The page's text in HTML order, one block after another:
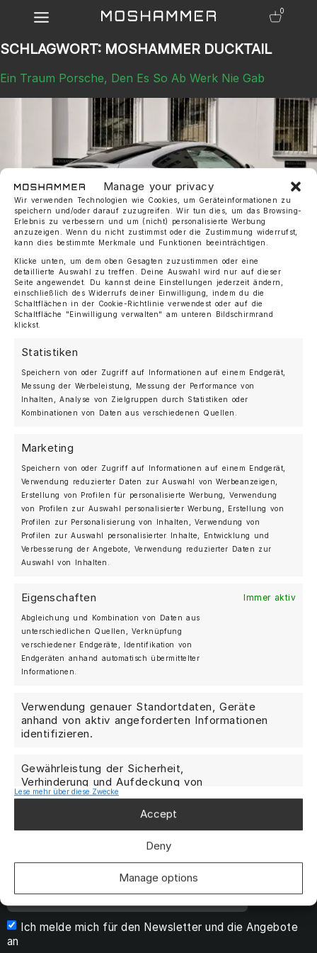
Manage your privacy
Wir verwenden Technologien wie Cookies, um Geräteinformationen zu
speichern und/oder darauf zuzugreifen. Wir tun dies, um das Browsing-
Erlebnis zu verbessern und um (nicht) personalisierte Werbung
anzuzeigen. Wenn du nicht zustimmst oder die Zustimmung widerrufst,
kann dies bestimmte Merkmale und Funktionen beeinträchtigen.
Klicke unten, um dem oben Gesagten zuzustimmen oder eine
detaillierte Auswahl zu treffen. Deine Auswahl wird nur auf dieser
Seite angewendet. Du kannst deine Einstellungen jederzeit ändern,
einschließlich des Widerrufs deiner Einwilligung, indem du die
Schaltflächen in der Cookie-Richtlinie verwendest oder auf die
Schaltfläche "Einwilligung verwalten" am unteren Bildschirmrand
klickst.
Statistiken
Speichern von oder Zugriff auf Informationen auf einem Endgerät,
Messung der Werbeleistung, Messung der Performance von
Inhalten, Analyse von Zielgruppen durch Statistiken oder
Kombinationen von Daten aus verschiedenen Quellen.
Marketing
Speichern von oder Zugriff auf Informationen auf einem Endgerät,
Verwendung reduzierter Daten zur Auswahl von Werbeanzeigen,
Erstellung von Profilen für personalisierte Werbung, Verwendung
von Profilen zur Auswahl personalisierter Werbung, Erstellung von
Profilen zur Personalisierung von Inhalten, Verwendung von
Profilen zur Auswahl personalisierter Inhalte, Entwicklung und
Verbesserung der Angebote, Verwendung reduzierter Daten zur
Auswahl von Inhalten.
Eigenschaften Immer aktiv
Abgleichung und Kombination von Daten aus
unterschiedlichen Quellen, Verknüpfung
verschiedener Endgeräte, Identifikation von
Endgeräten anhand automatisch übermittelter
Informationen.
Verwendung genauer Standortdaten, Geräte
anhand von aktiv angeforderten Informationen
identifizieren.
Gewährleistung der Sicherheit,
Verhinderung und Aufdeckung von
Betrug und Fehlerbehebung,
Bereitstellung und Anzeige von
Werbung und Inhalten, Ihre
speichern und übermitteln.
Lese mehr über diese Zwecke
Accept
Deny
Manage options
0
SCHLAGWORT: MOSHAMMER DUCKTAIL
Ein Traum Porsche, Den Es So Ab Werk Nie Gab
Ein Traum Porsche 991.2, den es so ab Werk nie gab ❤️ Der
MOSHAMMER 991.2 Touring Evo R ist unsere OEM+
Interpretation des Porsche 991.2, inspiriert vom zeitlosen
Charakter des legendären Sport Classic und entwickelt, um
Das Herzstück des Programms ist der MOSHAMMER
Ducktail Evo II. Ausschließlich für den […]
MOSHAMMER AUTOMOTIVE
+49 (0)30 25 20 27 07
SHOP
Forged Felgen
Streetwear
Über uns
Blog
English
Kontakt
AGB
Cookie-Richtlinie
Impressum
Ich melde mich für den Newsletter und die Angebote
an